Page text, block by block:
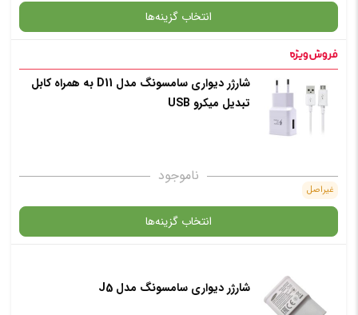
✧ چت با پشتیبان واتس آپ
انتخاب گزینه‌ها
گارانتی
✧ چت با پشتیبان واتس آپ
شارژر دیواری سامسونگ مدل D11 به همراه کابل
تبدیل میکرو USB
ناموجود
غیراصل
انتخاب گزینه‌ها
گارانتی شارژر دیواری سامسونگ مدل J5